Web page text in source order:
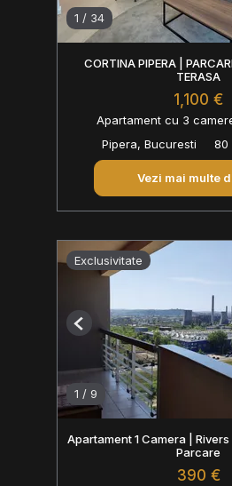
1 / 34
CORTINA PIPERA |
TERASA
1,100 €
Apartament cu 3
Pipera, Bucuresti
80
Vezi mai multe
Exclusivitate
1 / 9
Previous
Apartament 1 Camera | Rivers
Parcare
390 €